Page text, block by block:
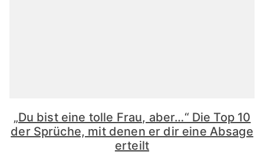
„Du bist eine tolle Frau, aber…“ Die Top 10
der Sprüche, mit denen er dir eine Absage
erteilt